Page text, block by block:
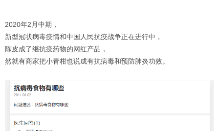
2020年2月中期，
新型冠状病毒疫情和中国人民抗疫战争正在进行中，
陈皮成了继抗疫药物的网红产品，
然就有商家把小青柑也说成有抗病毒和预防肺炎功效。